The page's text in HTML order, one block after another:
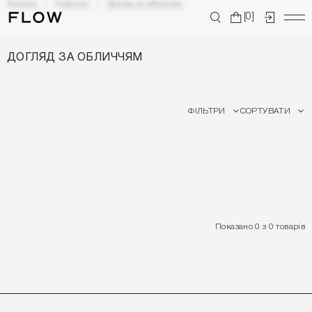
[0]
Головна Новинки
ДОГЛЯД ЗА ОБЛИЧЧЯМ
ФІЛЬТРИ СОРТУВАТИ
Показано 0 з 0 товарів